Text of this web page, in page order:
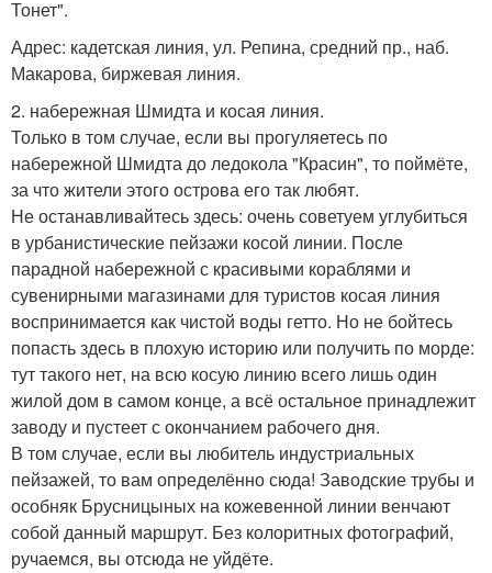
Тонет".
Адрес: кадетская линия, ул. Репина, средний пр., наб.
Макарова, биржевая линия.
2. набережная Шмидта и косая линия.
Только в том случае, если вы прогуляетесь по
набережной Шмидта до ледокола "Красин", то поймёте,
за что жители этого острова его так любят.
Не останавливайтесь здесь: очень советуем углубиться
в урбанистические пейзажи косой линии. После
парадной набережной с красивыми кораблями и
сувенирными магазинами для туристов косая линия
воспринимается как чистой воды гетто. Но не бойтесь
попасть здесь в плохую историю или получить по морде:
тут такого нет, на всю косую линию всего лишь один
жилой дом в самом конце, а всё остальное принадлежит
заводу и пустеет с окончанием рабочего дня.
В том случае, если вы любитель индустриальных
пейзажей, то вам определённо сюда! Заводские трубы и
особняк Брусницыных на кожевенной линии венчают
собой данный маршрут. Без колоритных фотографий,
ручаемся, вы отсюда не уйдёте.